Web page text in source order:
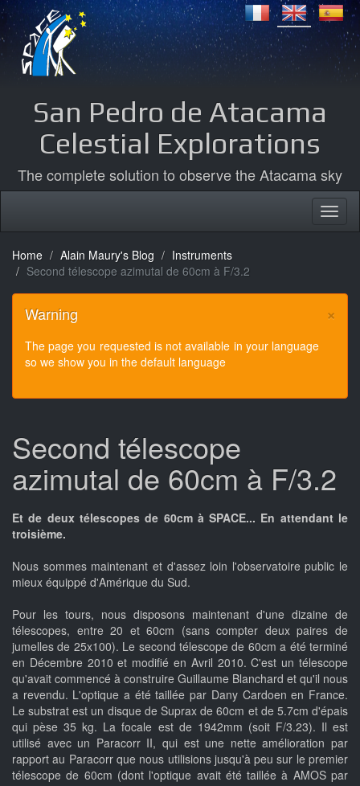
San Pedro de Atacama
Celestial Explorations
The complete solution to observe the Atacama sky
Home Alain Maury's Blog
Instruments
Second télescope azimutal de 60cm à F/3.2
×
Warning
The page you requested is not available in your language
so we show you in the default language
Second télescope
azimutal de 60cm à F/3.2
Et de deux télescopes de 60cm à SPACE... En attendant le
troisième.
Nous sommes maintenant et d'assez loin l'observatoire public le
mieux équippé d'Amérique du Sud.
Pour les tours, nous disposons maintenant d'une dizaine de
télescopes, entre 20 et 60cm (sans compter deux paires de
jumelles de 25x100). Le second télescope de 60cm a été terminé
en Décembre 2010 et modifié en Avril 2010. C'est un télescope
qu'avait commencé à construire Guillaume Blanchard et qu'il nous
a revendu. L'optique a été taillée par Dany Cardoen en France.
Le substrat est un disque de Suprax de 60cm et de 5.7cm d'épais
qui pèse 35 kg. La focale est de 1942mm (soit F/3.23). Il est
utilisé avec un Paracorr II, qui est une nette amélioration par
rapport au Paracorr que nous utilisions jusqu'à peu sur le premier
télescope de 60cm (dont l'optique avait été taillée à AMOS par